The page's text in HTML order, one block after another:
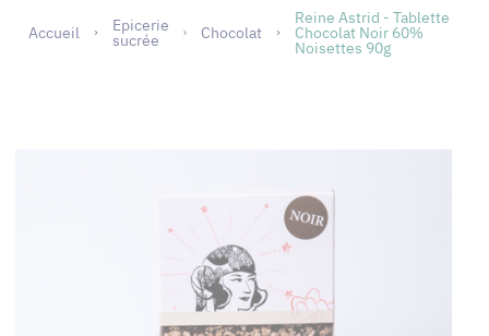
Accueil Epicerie
sucrée Chocolat
Reine Astrid - Tablette
Chocolat Noir 60%
Noisettes 90g